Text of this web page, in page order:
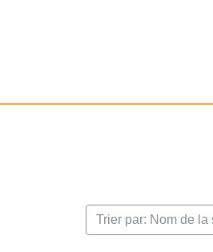
Trier par: Nom de la